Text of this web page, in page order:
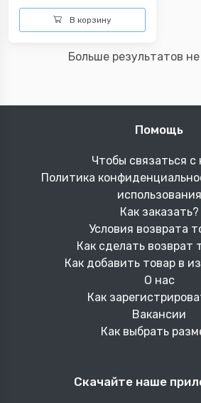
В корзину
Больше результатов
Помощь
Чтобы связаться с
Политика
использования
Как заказать?
Условия возврата
Как сделать возврат
Как добавить товар в
О нас
Как
Вакансии
Как выбрать
Скачайте наше